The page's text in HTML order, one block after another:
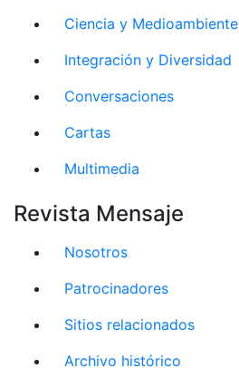
Ciencia y Medioambiente
Integración y Diversidad
Conversaciones
Cartas
Multimedia
Revista Mensaje
Nosotros
Patrocinadores
Sitios relacionados
Archivo histórico